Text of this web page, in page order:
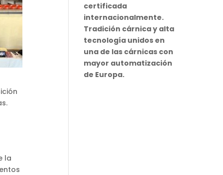
la
certificada
internacionalmente.
Tradición cárnica y alta
tecnología unidos en
una de las cárnicas con
mayor automatización
de Europa.